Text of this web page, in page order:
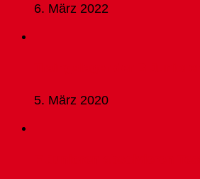
6. März 2022
5. März 2020